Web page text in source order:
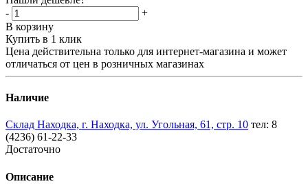
-
+
В корзину
Купить в 1 клик
Цена действительна только для интернет-магазина и может
отличаться от цен в розничных магазинах
Наличие
Склад Находка, г. Находка, ул. Угольная, 61, стр. 10 тел: 8
(4236) 61-22-33
Достаточно
Описание